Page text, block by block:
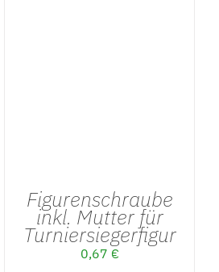
Figurenschraube
inkl. Mutter für
Turniersiegerfigur
0,67 €